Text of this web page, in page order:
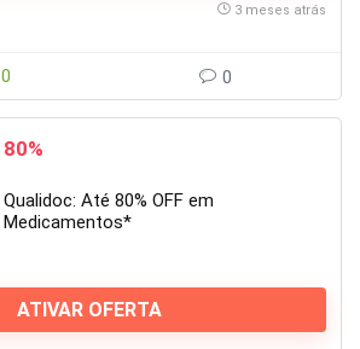
3 meses atrás
0 0
80%
Qualidoc: Até 80% OFF em
Medicamentos*
ATIVAR OFERTA